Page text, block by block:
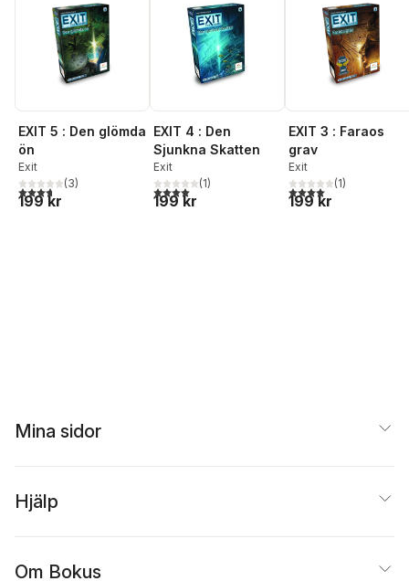
EXIT 5 : Den glömda
ön
Exit
3,7utav 5 stjärnor. Totalt antal röster:
(3)
199 kr
EXIT 4 : Den
Sjunkna Skatten
Exit
4,0utav 5 stjärnor. Totalt antal röster:
(1)
199 kr
EXIT 3 : Faraos
grav
Exit
4,0utav 5 stjärnor.
(1)
199 kr
Mina sidor
Hjälp
Om Bokus